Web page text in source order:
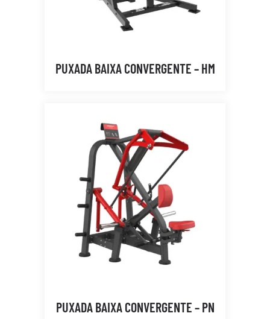
PUXADA BAIXA CONVERGENTE – HM
PUXADA BAIXA CONVERGENTE – PN